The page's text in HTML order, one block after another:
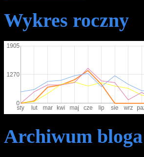
Wykres roczny
Archiwum bloga